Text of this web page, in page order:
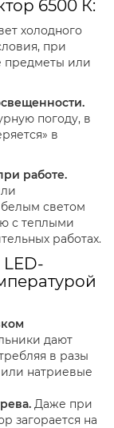
6500 К:
холодного
при
предметы или
погоду, в
в
работе.
светом
с теплыми
работах.
дают
в разы
натриевые
Даже при
загорается на